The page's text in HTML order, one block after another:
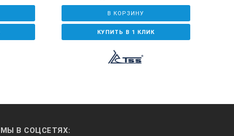
В КОРЗИНУ
КУПИТЬ В 1 КЛИК
МЫ В СОЦСЕТЯХ: